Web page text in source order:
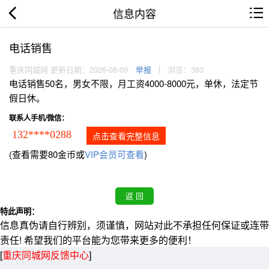
信息内容
电话销售
重庆同城网 更新日期：2026-08-09 举报 浏览：383
电话销售50名，男女不限，月工资4000-8000元，单休，法定节
假日休。
联系人手机/微信：
132****0288 点击查看完整信息
(查看需要80金币或VIP会员可查看)
特此声明：
信息真伪请自行辨别，须谨慎，网站对此不承担任何保证或连带
责任! 希望我们的平台能为您带来更多的便利！
[重庆同城网反馈中心]